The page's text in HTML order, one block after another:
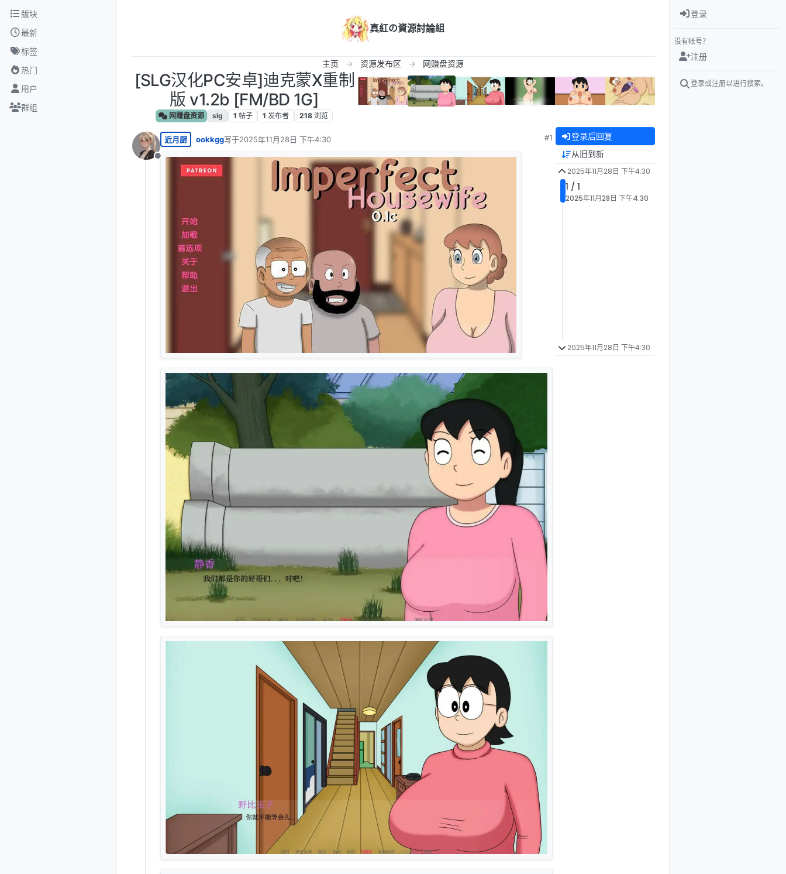
跳转至内容
版块
最新
标签
热门
用户
群组
真紅の資源討論組
主页 资源发布区 网赚盘资源
[SLG汉化PC安卓]迪克蒙X重制
版 v1.2b [FM/BD 1G]
网赚盘资源 slg 1 帖子 1 发布者 218 浏览
离线
近月厨 ookkgg写于2025年11月28日 下午4:30
最后由 编辑
#1 登录后回复
从旧到新
2025年11月28日 下午4:30
1 / 1
2025年11月28日 下午4:30
2025年11月28日 下午4:30
登录
没有帐号？
注册
登录或注册以进行搜索。